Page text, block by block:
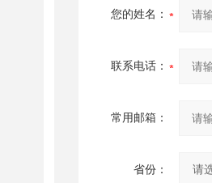
您的姓名：
联系电话：
常用邮箱：
省份：